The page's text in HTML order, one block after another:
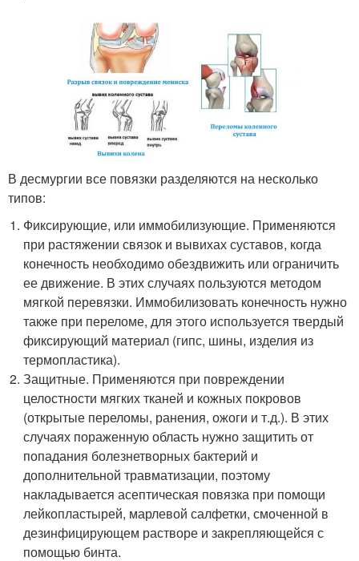
В десмургии все повязки разделяются на несколько
типов:
Фиксирующие, или иммобилизующие. Применяются
при растяжении связок и вывихах суставов, когда
конечность необходимо обездвижить или ограничить
ее движение. В этих случаях пользуются методом
мягкой перевязки. Иммобилизовать конечность нужно
также при переломе, для этого используется твердый
фиксирующий материал (гипс, шины, изделия из
термопластика).
Защитные. Применяются при повреждении
целостности мягких тканей и кожных покровов
(открытые переломы, ранения, ожоги и т.д.). В этих
случаях пораженную область нужно защитить от
попадания болезнетворных бактерий и
дополнительной травматизации, поэтому
накладывается асептическая повязка при помощи
лейкопластырей, марлевой салфетки, смоченной в
дезинфицирующем растворе и закрепляющейся с
помощью бинта.